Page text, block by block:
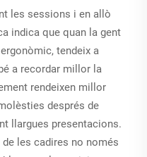
les sessions i en allò
indica que quan la gent
tendeix a
a recordar millor la
rendeixen millor
després de
llargues presentacions.
les cadires no només